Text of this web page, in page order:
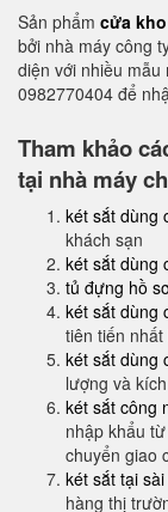
Sản phẩm cửa
bởi nhà máy công
diện với nhiều mẫu
0982770404 để
Tham khảo
tại nhà máy
két sắt dùng
khách sạn
két sắt dùng
tủ đựng hồ
két sắt dùng
tiên tiến
két sắt dùng
lượng và
két sắt công
nhập khẩu
chuyển giao
két sắt tại
hàng thị